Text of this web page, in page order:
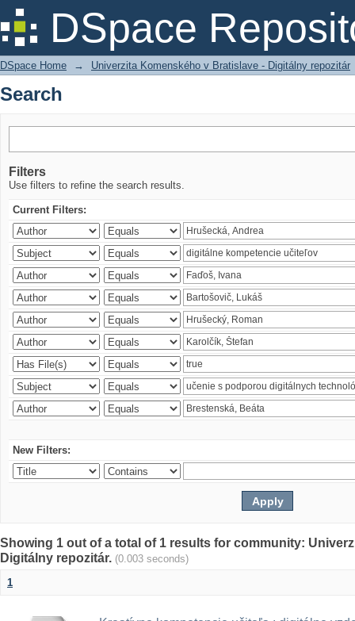
DSpace
Search
DSpace Home → Univerzita Komenského v Bratislave - Digitálny repozitár
Search
Filters
Use filters to refine the search results.
Current Filters:
New Filters:
Showing 1 out of a total of 1 results for community:
Digitálny repozitár. (0.003 seconds)
1